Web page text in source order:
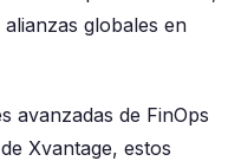
globales en
avanzadas de FinOps
Xvantage, estos